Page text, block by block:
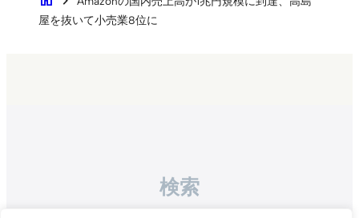
屋を抜いて小売業8位に
検索